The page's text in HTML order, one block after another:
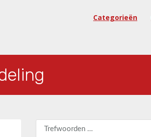
Categorieën
Zoeken naar: